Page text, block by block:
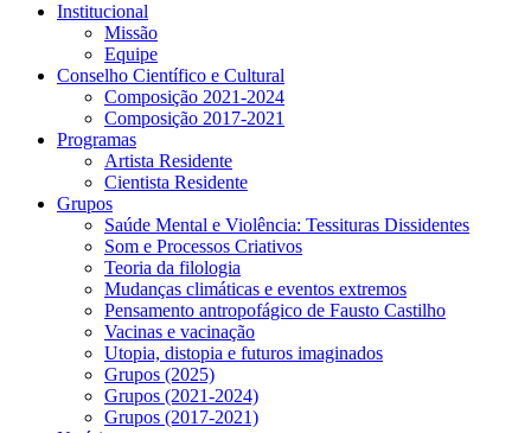
Institucional
Missão
Equipe
Conselho Científico e Cultural
Composição 2021-2024
Composição 2017-2021
Programas
Artista Residente
Cientista Residente
Grupos
Saúde Mental e Violência: Tessituras Dissidentes
Som e Processos Criativos
Teoria da filologia
Mudanças climáticas e eventos extremos
Pensamento antropofágico de Fausto Castilho
Vacinas e vacinação
Utopia, distopia e futuros imaginados
Grupos (2025)
Grupos (2021-2024)
Grupos (2017-2021)